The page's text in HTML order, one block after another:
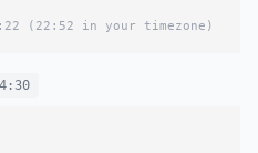
(22:52 in your timezone)